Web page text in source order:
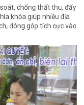
chống thất thu, đẩy
khóa giúp nhiều địa
đóng góp tích cực vào